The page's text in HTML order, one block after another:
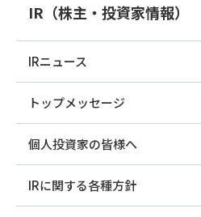
IR（株主・投資家情報）
IRニュース
トップメッセージ
個人投資家の皆様へ
IRに関する各種方針